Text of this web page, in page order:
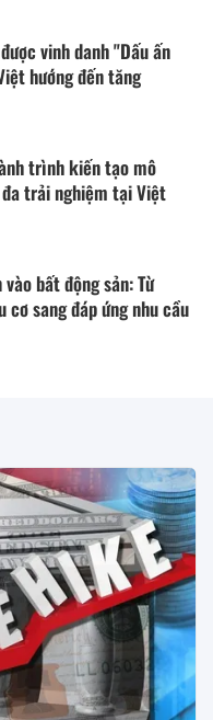
vinh danh "Dấu ấn
hướng đến tăng
trình kiến tạo mô
trải nghiệm tại Việt
vào bất động sản: Từ
cơ sang đáp ứng nhu cầu